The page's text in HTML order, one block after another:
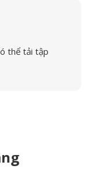
thể tải tập